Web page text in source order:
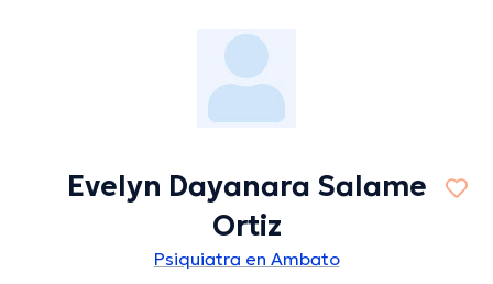
Evelyn Dayanara Salame
Ortiz
Psiquiatra en Ambato